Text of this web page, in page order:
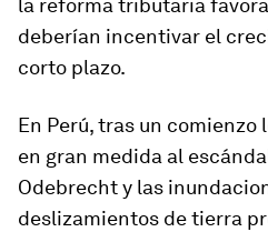
la reforma tributaria
deberían incentivar el
corto plazo.
En Perú, tras un comienzo
en gran medida al
Odebrecht y las
deslizamientos de tierra